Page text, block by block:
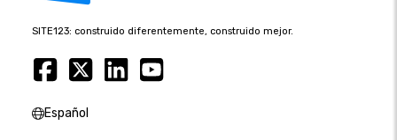
SITE123: construido diferentemente, construido mejor.
Español